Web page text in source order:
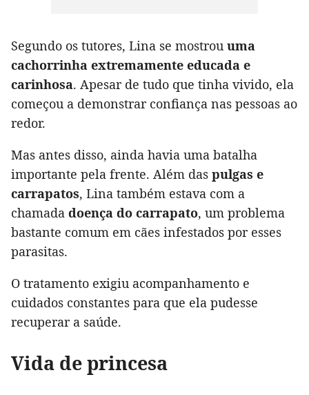
Segundo os tutores, Lina se mostrou uma
cachorrinha extremamente educada e
carinhosa. Apesar de tudo que tinha vivido, ela
começou a demonstrar confiança nas pessoas ao
redor.
Mas antes disso, ainda havia uma batalha
importante pela frente. Além das pulgas e
carrapatos, Lina também estava com a
chamada doença do carrapato, um problema
bastante comum em cães infestados por esses
parasitas.
O tratamento exigiu acompanhamento e
cuidados constantes para que ela pudesse
recuperar a saúde.
Vida de princesa